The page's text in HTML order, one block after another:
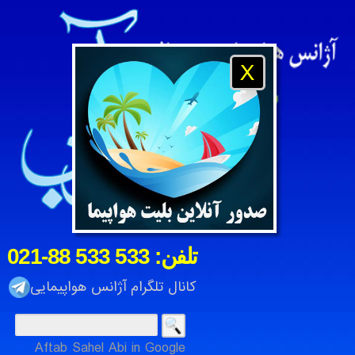
021-88 533 533 :تلفن
کانال تلگرام آژانس هواپیمایی
Aftab Sahel Abi in Google
X